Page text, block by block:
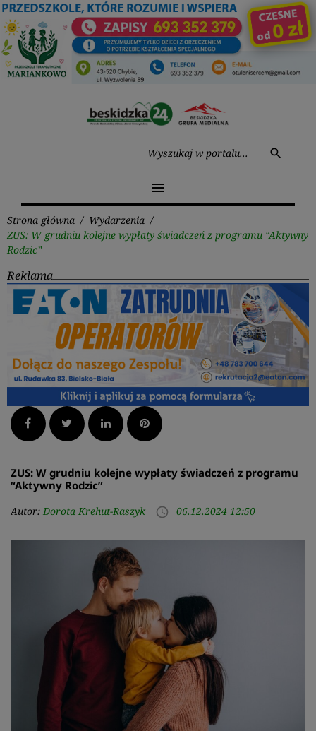
Przejdź
do
treści
search
menu
Strona główna / Wydarzenia /
ZUS: W grudniu kolejne wypłaty świadczeń z programu “Aktywny
Rodzic”
Reklama
Facebook Twitter LinkedInPinterest
ZUS: W grudniu kolejne wypłaty świadczeń z programu
“Aktywny Rodzic”
Autor: Dorota Krehut-Raszyk access_time 06.12.2024 12:50